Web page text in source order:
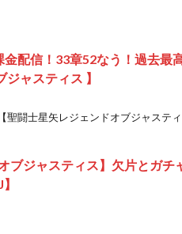
金配信！33章52なう！過去
ャスティス 】
聖闘士星矢レジェンドオブジャステ
ブジャスティス】欠片とガ